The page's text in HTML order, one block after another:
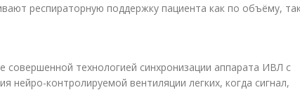
респираторную поддержку пациента как по объёму,
технологией синхронизации аппарата ИВЛ с
нейро-контролируемой вентиляции легких, когда сигнал,